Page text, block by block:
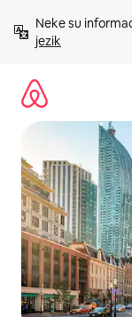
sadržaj
Neke su
jezik